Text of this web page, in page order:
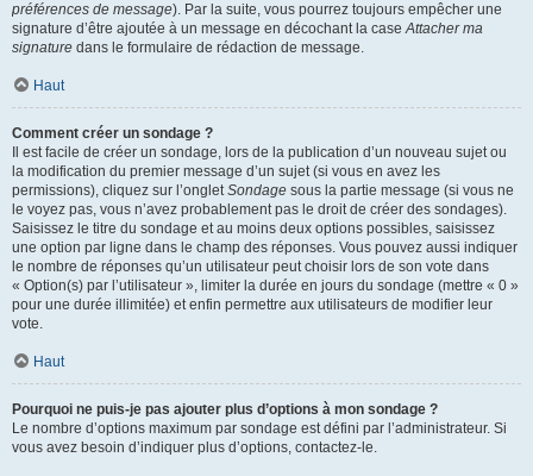
préférences de message). Par la suite, vous pourrez toujours empêcher une
signature d’être ajoutée à un message en décochant la caseAttacher ma
signature dans le formulaire de rédaction de message.
Haut
Comment créer un sondage ?
Il est facile de créer un sondage, lors de la publication d’un nouveau sujet ou
la modification du premier message d’un sujet (si vous en avez les
permissions), cliquez sur l’ongletSondage sous la partie message (si vous ne
le voyez pas, vous n’avez probablement pas le droit de créer des sondages).
Saisissez le titre du sondage et au moins deux options possibles, saisissez
une option par ligne dans le champ des réponses. Vous pouvez aussi indiquer
le nombre de réponses qu’un utilisateur peut choisir lors de son vote dans
« Option(s) par l’utilisateur », limiter la durée en jours du sondage (mettre « 0 »
pour une durée illimitée) et enfin permettre aux utilisateurs de modifier leur
vote.
Haut
Pourquoi ne puis-je pas ajouter plus d’options à mon sondage ?
Le nombre d’options maximum par sondage est défini par l’administrateur. Si
vous avez besoin d’indiquer plus d’options, contactez-le.